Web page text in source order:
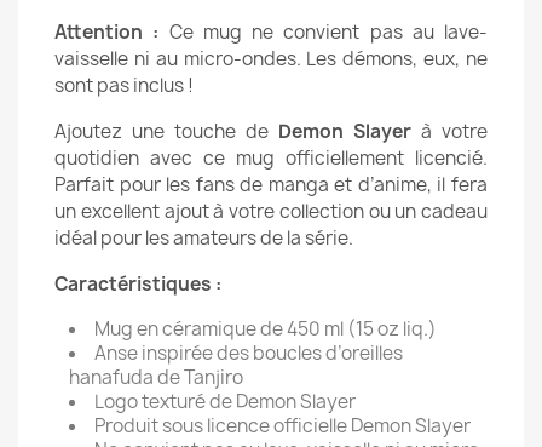
Attention : Ce mug ne convient pas au lave-
vaisselle ni au micro-ondes. Les démons, eux, ne
sont pas inclus !
Ajoutez une touche de Demon Slayer à votre
quotidien avec ce mug officiellement licencié.
Parfait pour les fans de manga et d’anime, il fera
un excellent ajout à votre collection ou un cadeau
idéal pour les amateurs de la série.
Caractéristiques :
Mug en céramique de 450 ml (15 oz liq.)
Anse inspirée des boucles d’oreilles
hanafuda de Tanjiro
Logo texturé de Demon Slayer
Produit sous licence officielle Demon Slayer